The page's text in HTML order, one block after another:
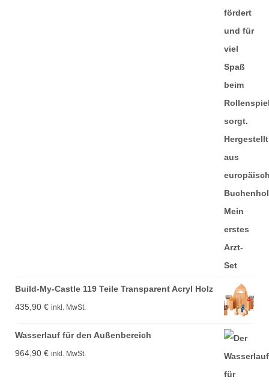
Build-My-Castle 119 Teile Transparent Acryl Holz
435,90 € inkl. MwSt.
Wasserlauf für den Außenbereich
964,90 € inkl. MwSt.